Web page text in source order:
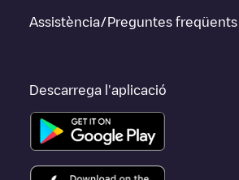
Assistència/Preguntes freqüents
Descarrega l'aplicació